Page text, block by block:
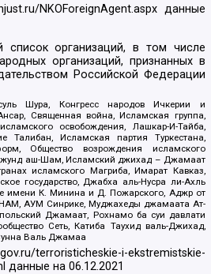
NKOForeignAgent.aspxданные
организаций, в том числе
организаций, признанных в
Российской Федерации
Шура, Конгресс народов Ичкерии и
Священная война, Исламская группа,
освобождения, Лашкар-И-Тайба,
Талибан, Исламская партия Туркестана,
Общество возрождения исламского
аш-Шам, Исламский джихад – Джамаат
исламского Магриба, Имарат Кавказ,
государство, Джабха аль-Нусра ли-Ахль
имени К. Минина и Д. Пожарского, Аджр от
АУМ Синрике, Муджахеды джамаата Ат-
Джамаат, Рохнамо ба суи давлати
Сеть, Катиба Таухид валь-Джихад,
Валь Джамаа
terroristicheskie-i-ekstremistskie-
данные на06.12.2021